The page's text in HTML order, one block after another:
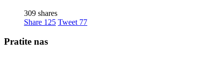
309 shares
Share 125 Tweet 77
Pratite nas